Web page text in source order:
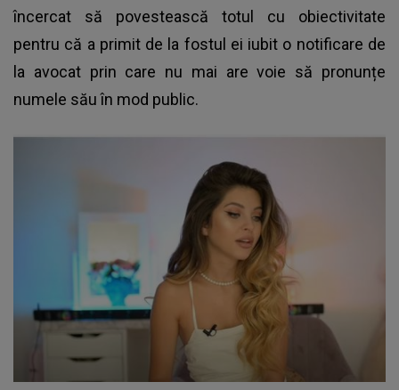
încercat să povestească totul cu obiectivitate
pentru că a primit de la fostul ei iubit o notificare de
la avocat prin care nu mai are voie să pronunțe
numele său în mod public.